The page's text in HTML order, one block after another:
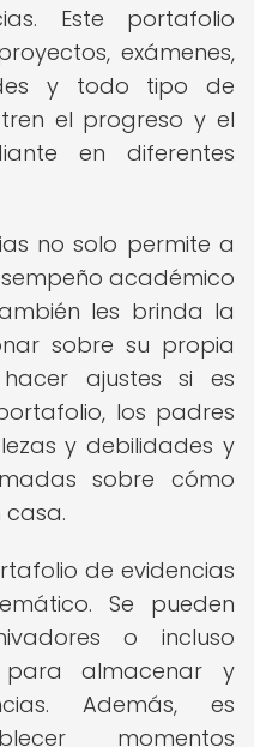
Este portafolio
exámenes,
y todo tipo de
el progreso y el
en diferentes
no solo permite a
académico
les brinda la
sobre su propia
ajustes si es
los padres
y debilidades y
sobre cómo
de evidencias
Se pueden
o incluso
para almacenar y
Además, es
momentos